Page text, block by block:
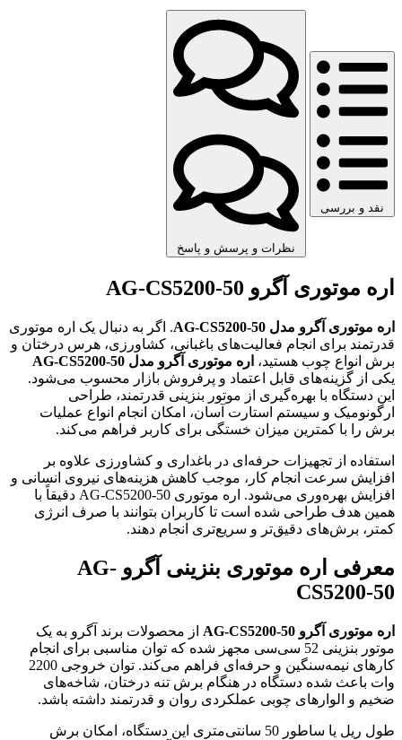
نقد و بررسی
نظرات و پرسش و پاسخ
اره موتوری آگرو AG-CS5200-50
اره موتوری آگرو مدل AG-CS5200-50
. اگر به دنبال یک اره موتوری
قدرتمند برای انجام فعالیت‌های باغبانی، کشاورزی، هرس درختان و
برش انواع چوب هستید، اره موتوری آگرو مدل AG-CS5200-50
یکی از گزینه‌های قابل اعتماد و پرفروش بازار محسوب می‌شود.
این دستگاه با بهره‌گیری از موتور بنزینی قدرتمند، طراحی
ارگونومیک و سیستم استارت آسان، امکان انجام انواع عملیات
برش را با کمترین میزان خستگی برای کاربر فراهم می‌کند.
استفاده از تجهیزات حرفه‌ای در باغداری و کشاورزی علاوه بر
افزایش سرعت انجام کار، موجب کاهش هزینه‌های نیروی انسانی و
افزایش بهره‌وری می‌شود. اره موتوری AG-CS5200-50 دقیقاً با
همین هدف طراحی شده است تا کاربران بتوانند با صرف انرژی
کمتر، برش‌های دقیق‌تر و سریع‌تری انجام دهند.
معرفی اره موتوری بنزینی آگرو AG-
CS5200-50
اره موتوری آگرو AG-CS5200-50
از محصولات برند آگرو به یک
موتور بنزینی 52 سی‌سی مجهز شده که توان مناسبی برای انجام
کارهای نیمه‌سنگین و حرفه‌ای فراهم می‌کند. توان خروجی 2200
وات باعث شده دستگاه در هنگام برش تنه درختان، شاخه‌های
ضخیم و الوارهای چوبی عملکردی روان و قدرتمند داشته باشد.
طول ریل یا ساطور 50 سانتی‌متری این دستگاه، امکان برش